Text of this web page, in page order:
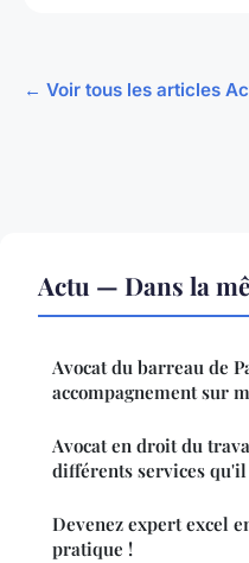
← Voir tous les articles
Actu — Dans la
Avocat du barreau de
accompagnement sur
Avocat en droit du
différents services qu'il
Devenez expert excel
pratique !